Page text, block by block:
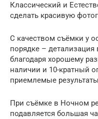
Классический и
сделать красивую
С качеством съёмки у
порядке – детализация
благодаря хорошему
наличии и 10-кратный
приемлемые
При съёмке в Ночном
подавляется большая